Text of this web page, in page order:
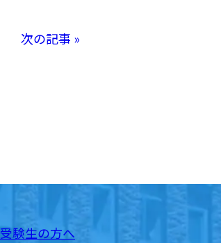
次の記事 »
受験生の方へ